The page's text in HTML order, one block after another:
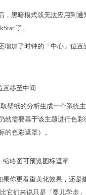
，黑暗模式就无法应用到
了。
加了时钟的「中心」位
置移至中间
壁纸的分析生成一个系统
需要基于该主题进行色
色彩遮罩）。
缩略图可预览图标遮罩
你更看重美化效果，还是
它们来说只是「婴儿学步」